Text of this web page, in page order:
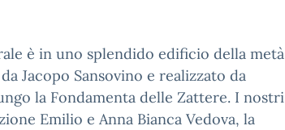
è in uno splendido edificio della metà
Jacopo Sansovino e realizzato da
la Fondamenta delle Zattere. I nostri
Emilio e Anna Bianca Vedova, la